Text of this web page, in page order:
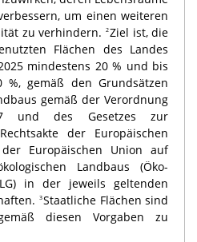
um einen weiteren
zu verhindern.
2Ziel ist, die
Flächen des Landes
mindestens 20 % und bis
%, gemäß den Grundsätzen
gemäß der Verordnung
und des Gesetzes zur
der Europäischen
Europäischen Union auf
Landbaus (Öko-
in der jeweils geltenden
3Staatliche Flächen sind
diesen Vorgaben zu